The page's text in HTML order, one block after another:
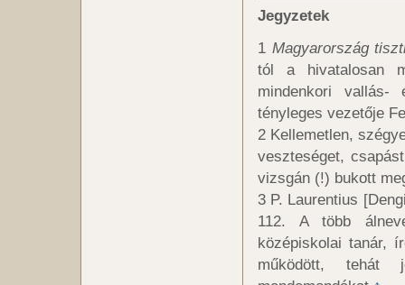
Jegyzetek
1 Magyarország
tól a hivatalosan
mindenkori
tényleges vezetője
2 Kellemetlen,
veszteséget,
vizsgán (!) bukott
3 P. Laurentius
112. A több
középiskolai tanár,
működött, tehát